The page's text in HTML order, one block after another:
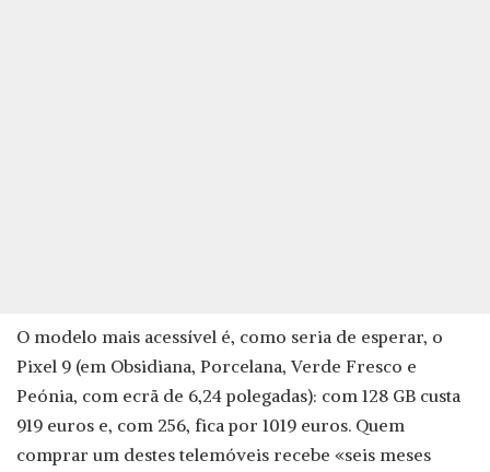
O modelo mais acessível é, como seria de esperar, o
Pixel 9 (em Obsidiana, Porcelana, Verde Fresco e
Peónia, com ecrã de 6,24 polegadas): com 128 GB custa
919 euros e, com 256, fica por 1019 euros. Quem
comprar um destes telemóveis recebe «seis meses